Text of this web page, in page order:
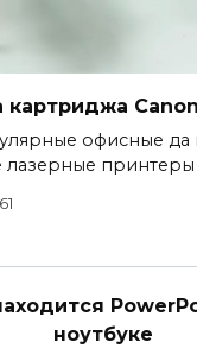
картриджа
офисные да
принтеры
ноутбуке